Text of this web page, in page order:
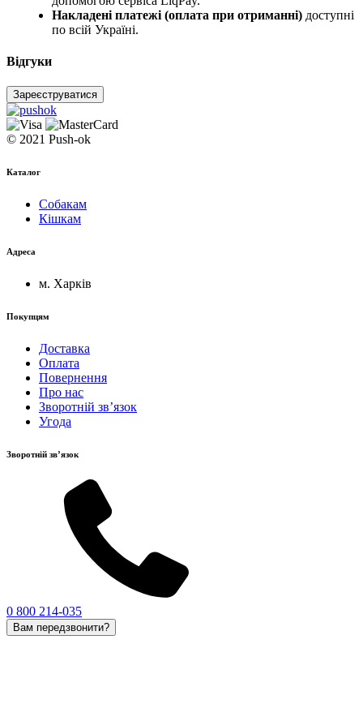
Накладені платежі (оплата при отриманні) доступні
по всій Україні.
Відгуки
Зареєструватися
© 2021 Push-ok
Каталог
Собакам
Кішкам
Адреса
м. Харків
Покупцям
Доставка
Оплата
Повернення
Про нас
Зворотній зв’язок
Угода
Зворотній зв’язок
0 800 214-035
Вам передзвонити?